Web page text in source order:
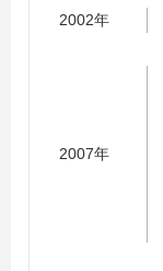
2002年
2007年